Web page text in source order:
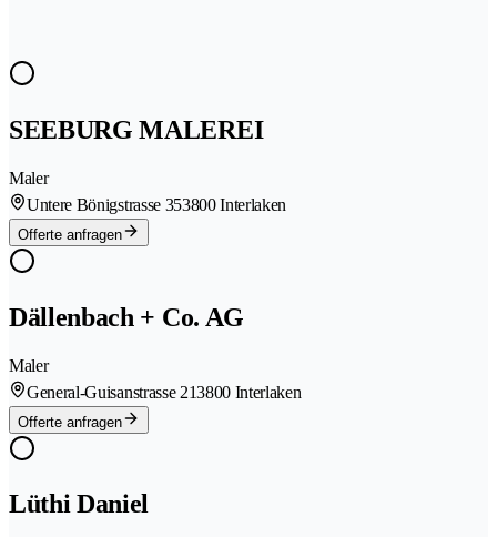
SEEBURG MALEREI
Maler
Untere Bönigstrasse 353800 Interlaken
Offerte anfragen
Dällenbach + Co. AG
Maler
General-Guisanstrasse 213800 Interlaken
Offerte anfragen
Lüthi Daniel